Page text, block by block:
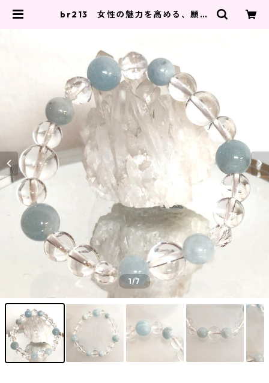
br213 女性の魅力を高める、願望
1/7